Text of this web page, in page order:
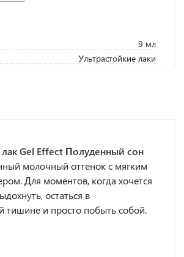
9 мл
Ультрастойкие лаки
Gel Effect Полуденный сон
молочный оттенок с мягким
Для моментов, когда хочется
остаться в
тишине и просто побыть собой.